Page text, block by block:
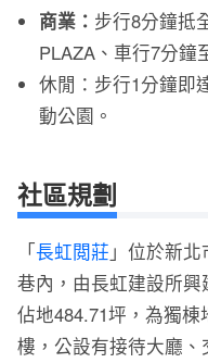
商業： 步行8分鐘抵
PLAZA、車行7分鐘
休閒：步行1分鐘即
動公園。
社區規劃
「長虹閲莊 」位於新北
巷內，由長虹建設所興
佔地484.71坪，為獨
樓，公設有接待大廳